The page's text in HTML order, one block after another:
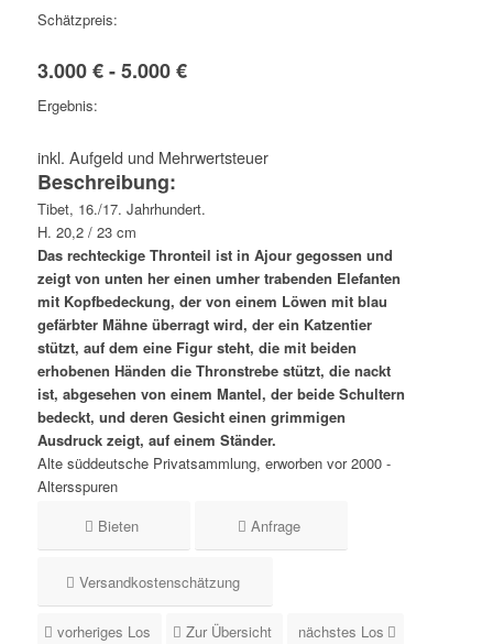
Schätzpreis:
3.000 € - 5.000 €
Ergebnis:
inkl. Aufgeld und Mehrwertsteuer
Beschreibung:
Tibet, 16./17. Jahrhundert.
H. 20,2 / 23 cm
Das rechteckige Thronteil ist in Ajour gegossen und
zeigt von unten her einen umher trabenden Elefanten
mit Kopfbedeckung, der von einem Löwen mit blau
gefärbter Mähne überragt wird, der ein Katzentier
stützt, auf dem eine Figur steht, die mit beiden
erhobenen Händen die Thronstrebe stützt, die nackt
ist, abgesehen von einem Mantel, der beide Schultern
bedeckt, und deren Gesicht einen grimmigen
Ausdruck zeigt, auf einem Ständer.
Alte süddeutsche Privatsammlung, erworben vor 2000 -
Altersspuren
Bieten
Anfrage
Versandkostenschätzung
vorheriges Los Zur Übersicht nächstes Los